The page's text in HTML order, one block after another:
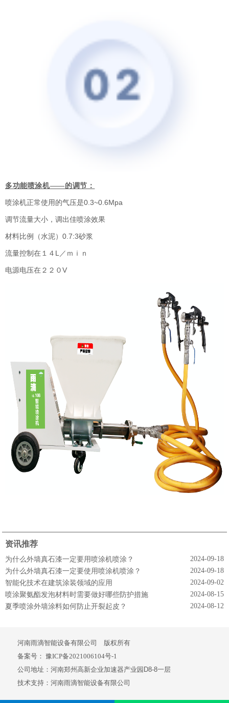
多功能喷涂机——的调节：
喷涂机正常使用的气压是0.3~0.6Mpa
调节流量大小，调出佳喷涂效果
材料比例（水泥）0.7:3砂浆
流量控制在１４L／ｍｉｎ
电源电压在２２０V
资讯推荐
为什么外墙真石漆一定要用喷涂机喷涂？
2024-09-18
为什么外墙真石漆一定要使用喷涂机喷涂？
2024-09-18
智能化技术在建筑涂装领域的应用
2024-09-02
喷涂聚氨酯发泡材料时需要做好哪些防护措施
2024-08-15
夏季喷涂外墙涂料如何防止开裂起皮？
2024-08-12
河南雨滴智能设备有限公司 版权所有
备案号： 豫ICP备2021006104号-1
公司地址：河南郑州高新企业加速器产业园D8-8一层
技术支持：河南雨滴智能设备有限公司